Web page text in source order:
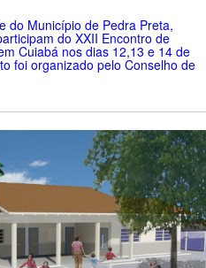
do Município de Pedra Preta,
do XXII Encontro de
Cuiabá nos dias 12,13 e 14 de
foi organizado pelo Conselho de